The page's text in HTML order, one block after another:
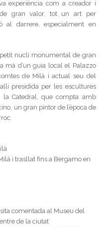
experiència com a creador i
de gran valor, tot un art per
al darrere, especialment en
nucli monumental de gran
mà d’un guia local el Palazzo
de Milà i actual seu del
presidida per les escultures
la Catedral, que compta amb
un gran pintor de l’època de
i trasllat fins a Bergamo en
comentada al Museu del
de la ciutat